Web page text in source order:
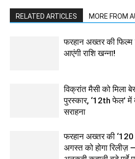
RELATED ARTICLES MORE FROM
फरहान अख्तर की फिल्म
आएंगी राशि खन्ना!
विक्रांत मैसी को मिला
पुरस्कार, ‘12th फेल’ में
सराहना
फरहान अख्तर की ‘120
अगस्त को होगा रिलीज़